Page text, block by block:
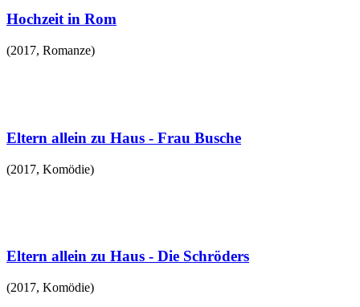
Hochzeit in Rom
(2017, Romanze)
Eltern allein zu Haus - Frau Busche
(2017, Komödie)
Eltern allein zu Haus - Die Schröders
(2017, Komödie)